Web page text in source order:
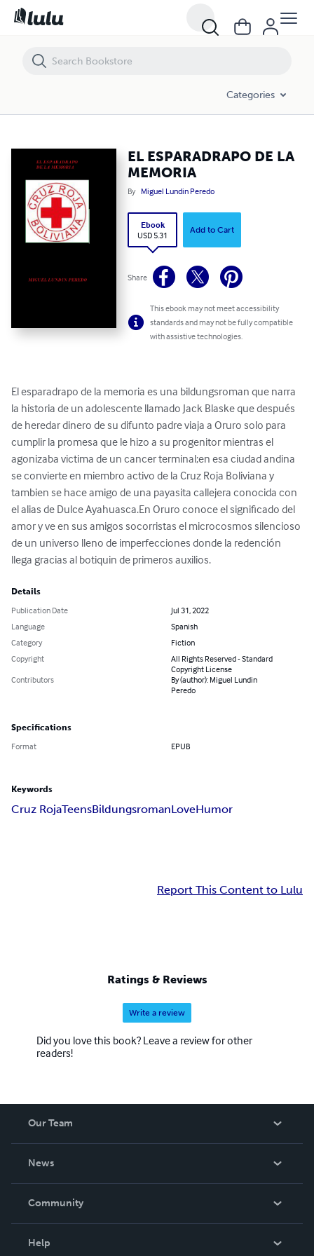
Categories
EL ESPARADRAPO DE LA
MEMORIA
By Miguel Lundin Peredo
Ebook
USD 5.31
Add to Cart
Share
This ebook may not meet accessibility
standards and may not be fully compatible
with assistive technologies.
El esparadrapo de la memoria es una bildungsroman que narra
la historia de un adolescente llamado Jack Blaske que después
de heredar dinero de su difunto padre viaja a Oruro solo para
cumplir la promesa que le hizo a su progenitor mientras el
agonizaba victima de un cancer terminal;en esa ciudad andina
se convierte en miembro activo de la Cruz Roja Boliviana y
tambien se hace amigo de una payasita callejera conocida con
el alias de Dulce Ayahuasca.En Oruro conoce el significado del
amor y ve en sus amigos socorristas el microcosmos silencioso
de un universo lleno de imperfecciones donde la redención
llega gracias al botiquin de primeros auxilios.
Details
Publication Date
Jul 31, 2022
Language
Spanish
Category
Fiction
Copyright
All Rights Reserved - Standard
Copyright License
Contributors
By (author): Miguel Lundin
Peredo
Specifications
Format EPUB
Keywords
Cruz RojaTeensBildungsromanLoveHumor
Report This Content to Lulu
Ratings & Reviews
Write a review
Did you love this book? Leave a review for other
readers!
Our Team
News
In The News
Community
Help
EL ESPARADRAPO DE LA MEMORIA